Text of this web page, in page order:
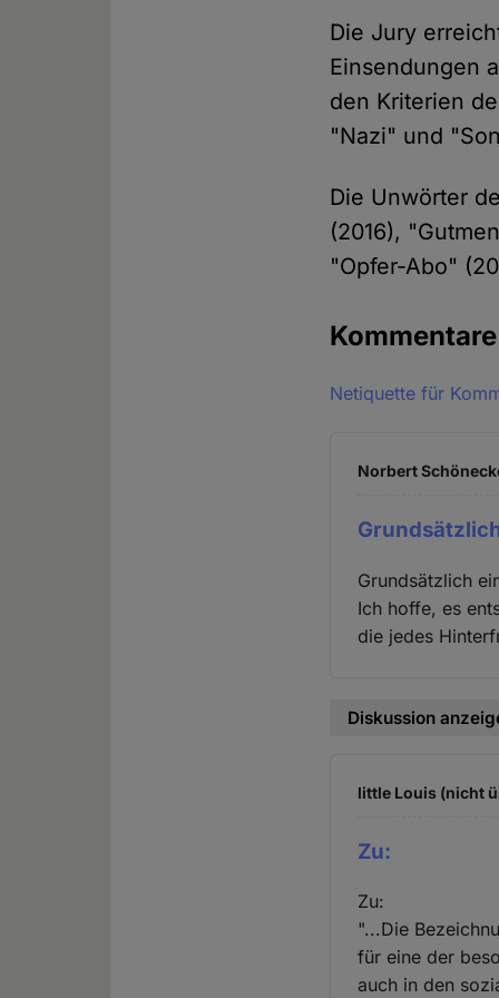
Die Jury
Einsendungen
den Kriterien
"Nazi" und
Die Unwörter
(2016),
"Opfer-Abo"
Kommentare
Netiquette für
Norbert
Grundsätzlich
Ich hoffe, es
die jedes
Diskussion
little Louis (nicht
Zu:
Zu:
"...Die
für eine der
auch in den